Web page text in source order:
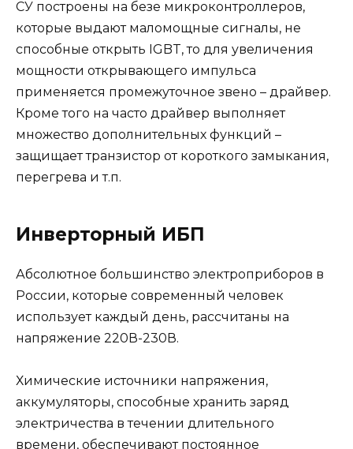
СУ построены на безе микроконтроллеров,
которые выдают маломощные сигналы, не
способные открыть IGBT, то для увеличения
мощности открывающего импульса
применяется промежуточное звено – драйвер.
Кроме того на часто драйвер выполняет
множество дополнительных функций –
защищает транзистор от короткого замыкания,
перегрева и т.п.
Инверторный ИБП
Абсолютное большинство электроприборов в
России, которые современный человек
использует каждый день, рассчитаны на
напряжение 220В-230В.
Химические источники напряжения,
аккумуляторы, способные хранить заряд
электричества в течении длительного
времени, обеспечивают постоянное